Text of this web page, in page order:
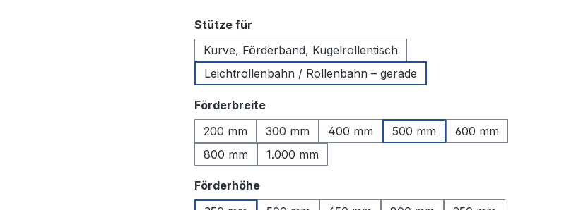
Stütze für
Kurve, Förderband, Kugelrollentisch
Leichtrollenbahn / Rollenbahn – gerade
Förderbreiteauswählen
200 mm
300 mm 400 mm 500 mm
600 mm
800 mm
1.000 mm
Förderhöheauswählen